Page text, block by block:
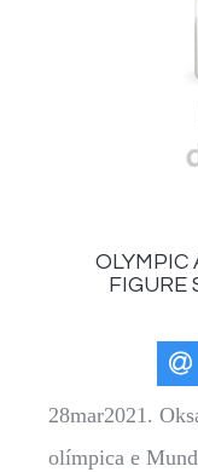
OLYMPIC
FIGURE
28mar2021.
olímpica e